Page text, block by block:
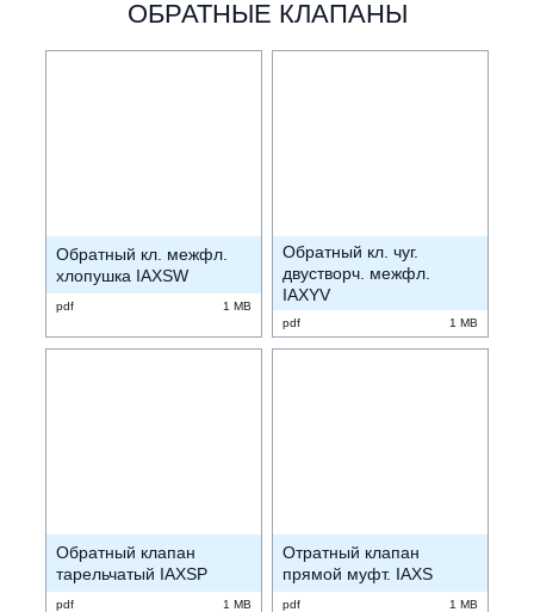
ОБРАТНЫЕ КЛАПАНЫ
Обратный кл. межфл.
хлопушка IAXSW
pdf 1 MB
Обратный кл. чуг.
двустворч. межфл.
IAXYV
pdf 1 MB
Обратный клапан
тарельчатый IAXSP
pdf 1 MB
Отратный клапан
прямой муфт. IAXS
pdf 1 MB